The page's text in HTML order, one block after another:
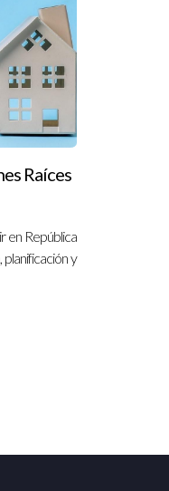
Raíces
en República
y